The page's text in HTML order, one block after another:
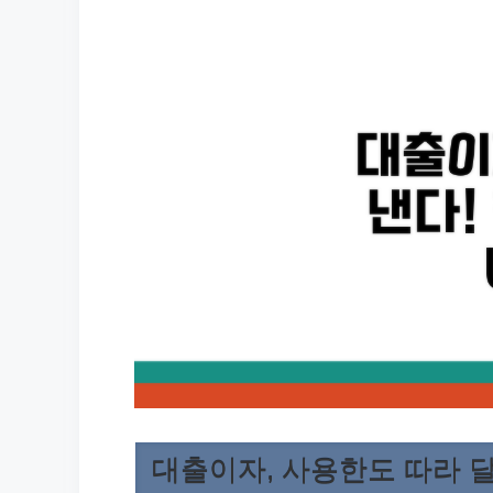
대출이자, 사용한도 따라